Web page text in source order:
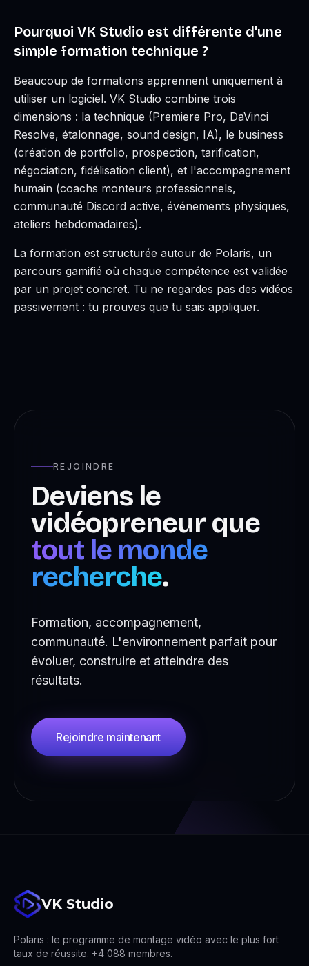
Pourquoi VK Studio est différente d'une
simple formation technique ?
Beaucoup de formations apprennent uniquement à
utiliser un logiciel. VK Studio combine trois
dimensions : la technique (Premiere Pro, DaVinci
Resolve, étalonnage, sound design, IA), le business
(création de portfolio, prospection, tarification,
négociation, fidélisation client), et l'accompagnement
humain (coachs monteurs professionnels,
communauté Discord active, événements physiques,
ateliers hebdomadaires).
La formation est structurée autour de Polaris, un
parcours gamifié où chaque compétence est validée
par un projet concret. Tu ne regardes pas des vidéos
passivement : tu prouves que tu sais appliquer.
REJOINDRE
Deviens le
vidéopreneur que
tout le monde
recherche.
Formation, accompagnement,
communauté. L'environnement parfait pour
évoluer, construire et atteindre des
résultats.
Rejoindre maintenant
VK Studio
Polaris : le programme de montage vidéo avec le plus fort
taux de réussite. +4 088 membres.